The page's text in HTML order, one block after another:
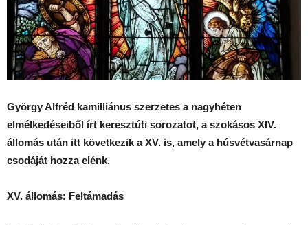
György Alfréd kamilliánus szerzetes a nagyhéten
elmélkedéseiből írt keresztúti sorozatot, a szokásos XIV.
állomás után itt következik a XV. is, amely a húsvétvasárnap
csodáját hozza elénk.
XV. állomás: Feltámadás